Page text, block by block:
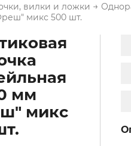
вилки и ложки →
микс 500 шт.
мм
микс